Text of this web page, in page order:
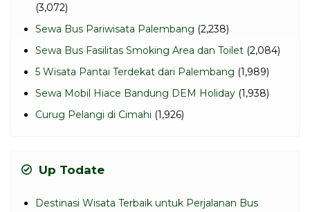
(3,072)
Sewa Bus Pariwisata Palembang (2,238)
Sewa Bus Fasilitas Smoking Area dan Toilet (2,084)
5 Wisata Pantai Terdekat dari Palembang (1,989)
Sewa Mobil Hiace Bandung DEM Holiday (1,938)
Curug Pelangi di Cimahi (1,926)
Up Todate
Destinasi Wisata Terbaik untuk Perjalanan Bus